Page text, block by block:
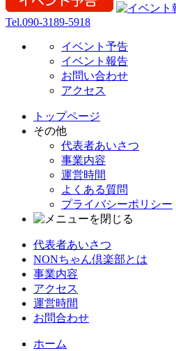
Tel.090-3189-5918
イベント予告
イベント報告
お問い合わせ
アクセス
トップページ
その他
代表者あいさつ
事業内容
運営時間
よくある質問
プライバシーポリシー
代表者あいさつ
NONちゃん倶楽部とは
事業内容
アクセス
運営時間
お問合わせ
ホーム